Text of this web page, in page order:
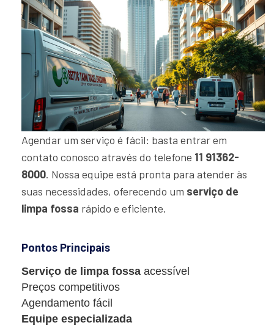
Agendar um serviço é fácil: basta entrar em
contato conosco através do telefone 11 91362-
8000. Nossa equipe está pronta para atender às
suas necessidades, oferecendo um serviço de
limpa fossa rápido e eficiente.
Pontos Principais
Serviço de limpa fossa acessível
Preços competitivos
Agendamento fácil
Equipe especializada